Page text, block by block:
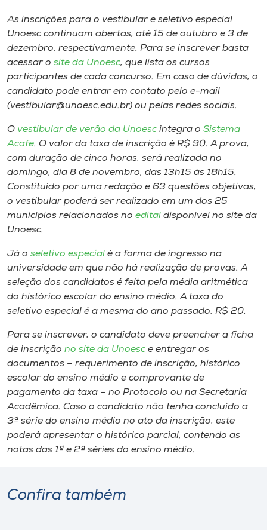
Unoesc
Store
o idioma
As inscrições para o vestibular e seletivo especial
Unoesc continuam abertas, até 15 de outubro e 3 de
dezembro, respectivamente. Para se inscrever basta
acessar o site da Unoesc, que lista os cursos
participantes de cada concurso. Em caso de dúvidas, o
candidato pode entrar em contato pelo e-mail
(vestibular@unoesc.edu.br) ou pelas redes sociais.
O vestibular de verão da Unoesc integra o Sistema
Acafe. O valor da taxa de inscrição é R$ 90. A prova,
com duração de cinco horas, será realizada no
domingo, dia 8 de novembro, das 13h15 às 18h15.
Constituído por uma redação e 63 questões objetivas,
o vestibular poderá ser realizado em um dos 25
municípios relacionados no edital disponível no site da
Unoesc.
Já o seletivo especial é a forma de ingresso na
universidade em que não há realização de provas. A
seleção dos candidatos é feita pela média aritmética
do histórico escolar do ensino médio. A taxa do
seletivo especial é a mesma do ano passado, R$ 20.
Para se inscrever, o candidato deve preencher a ficha
de inscrição no site da Unoesc e entregar os
documentos – requerimento de inscrição, histórico
escolar do ensino médio e comprovante de
pagamento da taxa – no Protocolo ou na Secretaria
Acadêmica. Caso o candidato não tenha concluído a
3ª série do ensino médio no ato da inscrição, este
poderá apresentar o histórico parcial, contendo as
notas das 1ª e 2ª séries do ensino médio.
Confira também